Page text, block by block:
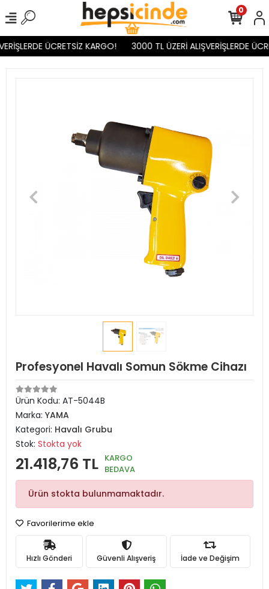
ÜCRETSİZ KARGO! 3000 TL ÜZERİ ALIŞVERİŞLERDE
0
Profesyonel Havalı Somun Sökme Cihazı
Ürün Kodu: AT-5044B
Marka: YAMA
Kategori: Havalı Grubu
Stok: Stokta yok
21.418,76 TL KARGO
BEDAVA
Ürün stokta bulunmamaktadır.
Favorilerime ekle
Hızlı Gönderi Güvenli Alışveriş İade ve Değişim